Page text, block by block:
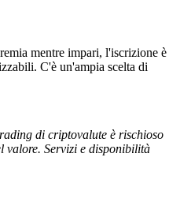
mentre impari, l'iscrizione è
C'è un'ampia scelta di
di criptovalute è rischioso
valore. Servizi e disponibilità